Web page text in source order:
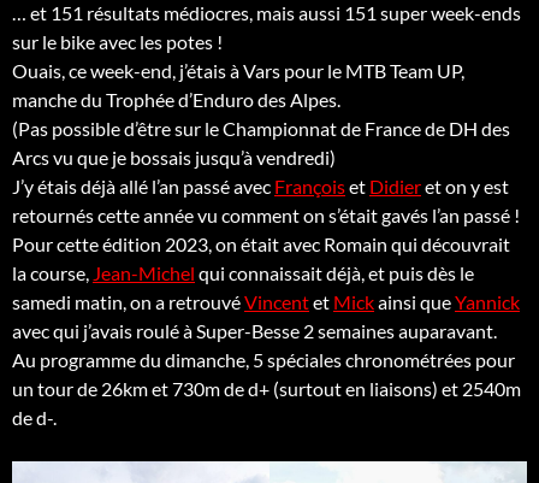
… et 151 résultats médiocres, mais aussi 151 super week-ends
sur le bike avec les potes !
Ouais, ce week-end, j’étais à Vars pour le MTB Team UP,
manche du Trophée d’Enduro des Alpes.
(Pas possible d’être sur le Championnat de France de DH des
Arcs vu que je bossais jusqu’à vendredi)
J’y étais déjà allé l’an passé avec Françoiset Didieret on y est
retournés cette année vu comment on s’était gavés l’an passé !
Pour cette édition 2023, on était avec Romain qui découvrait
la course, Jean-Michel qui connaissait déjà, et puis dès le
samedi matin, on a retrouvéVincentet Mickainsi queYannick
avec qui j’avais roulé à Super-Besse 2 semaines auparavant.
Au programme du dimanche, 5 spéciales chronométrées pour
un tour de 26km et 730m de d+ (surtout en liaisons) et 2540m
de d-.